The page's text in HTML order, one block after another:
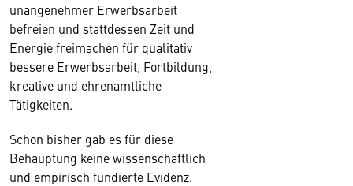
unangenehmer Erwerbsarbeit
befreien und stattdessen Zeit und
Energie freimachen für qualitativ
bessere Erwerbsarbeit, Fortbildung,
kreative und ehrenamtliche
Tätigkeiten.
Schon bisher gab es für diese
Behauptung keine wissenschaftlich
und empirisch fundierte Evidenz.